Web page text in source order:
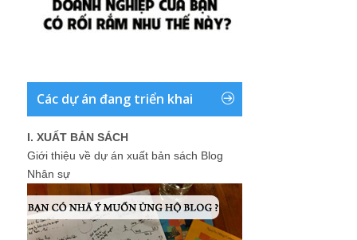
Các dự án đang triển khai
I. XUẤT BẢN SÁCH
Giới thiệu về dự án xuất bản sách Blog
Nhân sự